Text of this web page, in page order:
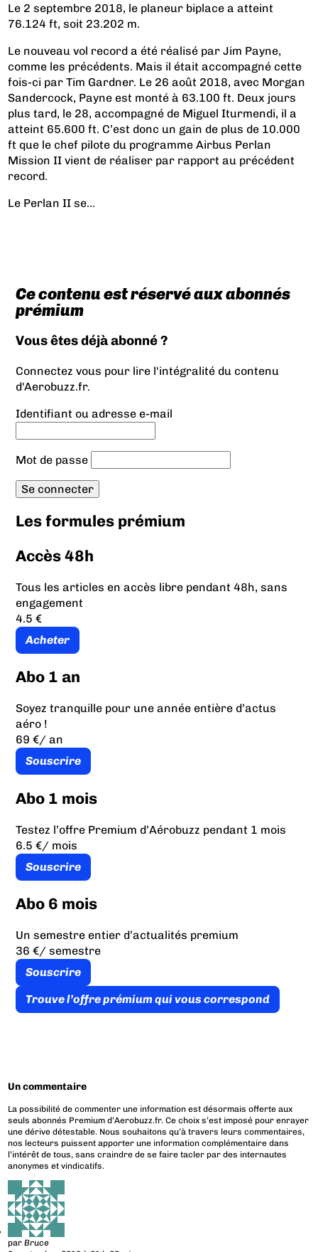
Le 2 septembre 2018, le planeur biplace a atteint
76.124 ft, soit 23.202 m.
Le nouveau vol record a été réalisé par Jim Payne,
comme les précédents. Mais il était accompagné cette
fois-ci par Tim Gardner. Le 26 août 2018, avec Morgan
Sandercock, Payne est monté à 63.100 ft. Deux jours
plus tard, le 28, accompagné de Miguel Iturmendi, il a
atteint 65.600 ft. C’est donc un gain de plus de 10.000
ft que le chef pilote du programme Airbus Perlan
Mission II vient de réaliser par rapport au précédent
record.
Le Perlan II se...
Ce contenu est réservé aux abonnés
prémium
Vous êtes déjà abonné ?
Connectez vous pour lire l'intégralité du contenu
d'Aerobuzz.fr.
Identifiant ou adresse e-mail
Mot de passe
Les formules prémium
Accès 48h
Tous les articles en accès libre pendant 48h, sans
engagement
4.5 €
Acheter
Abo 1 an
Soyez tranquille pour une année entière d’actus
aéro !
69 €/ an
Souscrire
Abo 1 mois
Testez l’offre Premium d’Aérobuzz pendant 1 mois
6.5 €/ mois
Souscrire
Abo 6 mois
Un semestre entier d’actualités premium
36 €/ semestre
Souscrire
Trouve l’offre prémium qui vous correspond
Un commentaire
La possibilité de commenter une information est désormais offerte aux
seuls abonnés Premium d’Aerobuzz.fr. Ce choix s’est imposé pour enrayer
une dérive détestable. Nous souhaitons qu’à travers leurs commentaires,
nos lecteurs puissent apporter une information complémentaire dans
l’intérêt de tous, sans craindre de se faire tacler par des internautes
anonymes et vindicatifs.
parBruce